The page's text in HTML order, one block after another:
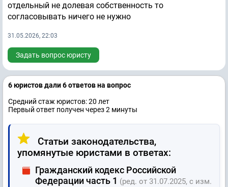
отдельный не долевая собственность то
согласовывать ничего не нужно
31.05.2026, 22:03
Задать вопрос юристу
6 юристов дали 6 ответов на вопрос
Средний стаж юристов: 20 лет
Первый ответ получен через 2 минуты
Статьи законодательства,
упомянутые юристами в ответах:
Гражданский кодекс Российской
Федерации часть 1 (ред. от 31.07.2025, с изм.